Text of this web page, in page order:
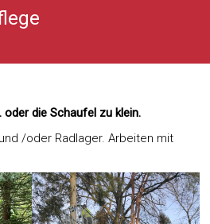
die Schaufel zu klein.
/oder Radlager. Arbeiten mit